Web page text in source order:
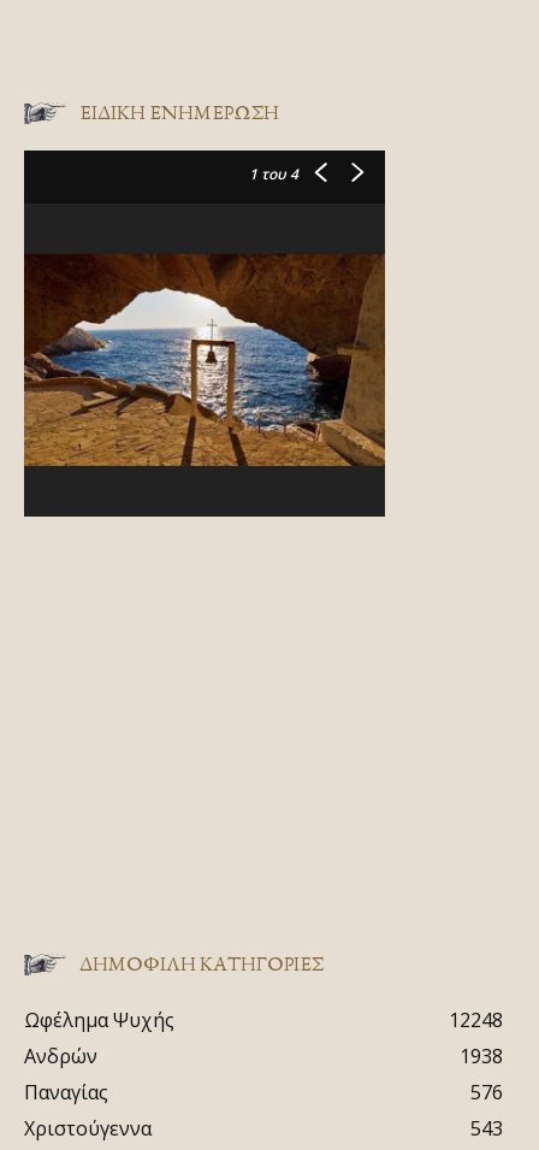
ΕΙΔΙΚΉ ΕΝΗΜΈΡΩΣΗ
1 του 4
ΔΗΜΟΦΙΛΗ ΚΑΤΗΓΟΡΙΕΣ
Ωφέλημα Ψυχής
12248
Ανδρών
1938
Παναγίας
576
Χριστούγεννα
543